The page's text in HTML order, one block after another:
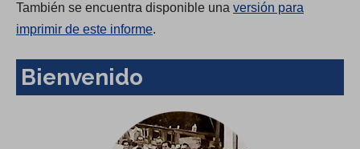
También se encuentra disponible una versión para
imprimir de este informe.
Bienvenido